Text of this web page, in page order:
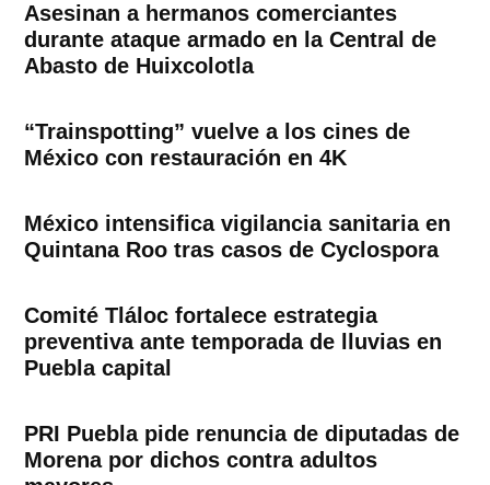
Asesinan a hermanos comerciantes
durante ataque armado en la Central de
Abasto de Huixcolotla
“Trainspotting” vuelve a los cines de
México con restauración en 4K
México intensifica vigilancia sanitaria en
Quintana Roo tras casos de Cyclospora
Comité Tláloc fortalece estrategia
preventiva ante temporada de lluvias en
Puebla capital
PRI Puebla pide renuncia de diputadas de
Morena por dichos contra adultos